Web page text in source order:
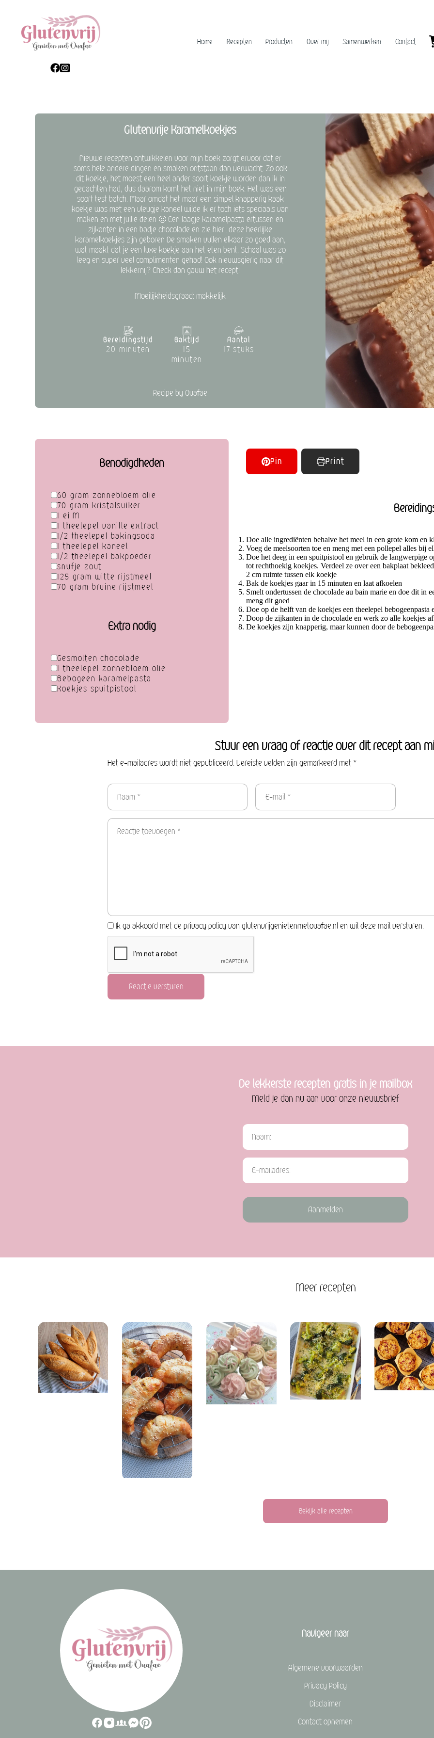
Home Recepten Producten Over mij Samenwerken Contact
Glutenvrije Karamelkoekjes
Nieuwe recepten ontwikkelen voor mijn boek zorgt ervoor dat er
soms hele andere dingen en smaken ontstaan dan verwacht. Zo ook
dit koekje, het moest een heel ander soort koekje worden dan ik in
gedachten had, dus daarom komt het niet in mijn boek. Het was een
soort test batch. Maar omdat het maar een simpel knapperig kaak
koekje was met een vleugje kaneel wilde ik er toch iets speciaals van
maken en met jullie delen 🙂 Een laagje karamelpasta ertussen en
zijkanten in een badje chocolade en zie hier...deze heerlijke
karamelkoekjes zijn geboren De smaken vullen elkaar zo goed aan,
wat maakt dat je een luxe koekje aan het eten bent. Schaal was zo
leeg en super veel complimenten gehad! Ook nieuwsgierig naar dit
lekkernij? Check dan gauw het recept!
Moeilijkheidsgraad: makkelijk
Bereidingstijd
20 minuten
Baktijd
15
minuten
Aantal
17 stuks
Recipe by Ouafae
Benodigdheden
60 gram zonnebloem olie
70 gram kristalsuiker
1 ei M
1 theelepel vanille extract
1/2 theelepel bakingsoda
1 theelepel kaneel
1/2 theelepel bakpoeder
snufje zout
125 gram witte rijstmeel
70 gram bruine rijstmeel
Extra nodig
Gesmolten chocolade
1 theelepel zonnebloem olie
Bebogeen karamelpasta
Koekjes spuitpistool
Pin Print
Doe alle ingrediënten behalve het meel in een grote kom en
Voeg de meelsoorten toe en meng met een pollepel alles bij
Doe het deeg in een spuitpistool en gebruik de langwerpige
tot rechthoekig koekjes. Verdeel ze over een bakplaat
2 cm ruimte tussen elk koekje
Bak de koekjes gaar in 15 minuten en laat afkoelen
Smelt ondertussen de chocolade au bain marie en doe dit in
meng dit goed
Doe op de helft van de koekjes een theelepel bebogeenpasta
Doop de zijkanten in de chocolade en werk zo alle koekjes
De koekjes zijn knapperig, maar kunnen door de
Stuur een vraag of reactie over dit recept aan
Het e-mailadres wordt niet gepubliceerd. Vereiste velden zijn gemarkeerd met *
Ik ga akkoord met de privacy policy van glutenvrijgenietenmetouafae.nl en wil deze mail versturen.
Reactie versturen
De lekkerste recepten gratis in je mailbox
Meld je dan nu aan voor onze nieuwsbrief
Aanmelden
Meer recepten
Bekijk alle recepten
Navigeer naar
Algemene voorwaarden
Privacy Policy
Disclaimer
Contact opnemen